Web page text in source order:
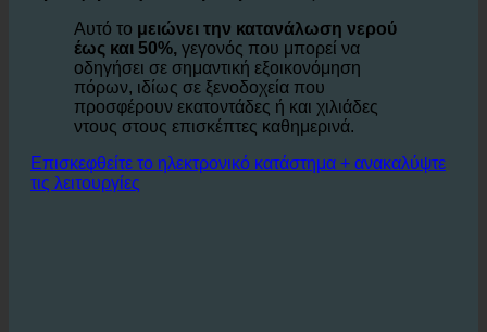
προσφέρει την ίδια εμπειρία ντους.
Αυτό τομειώνει την κατανάλωση νερού
έως και 50%, γεγονός που μπορεί να
οδηγήσει σε σημαντική εξοικονόμηση
πόρων, ιδίως σε ξενοδοχεία που
ντους στους επισκέπτες καθημερινά.